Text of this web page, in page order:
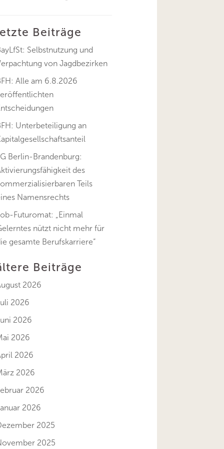
Beiträge
Selbstnutzung und
von Jagdbezirken
Alle am 6.8.2026
Unterbeteiligung an
Berlin-Brandenburg:
des
Teils
Namensrechts
Futuromat: „Einmal
nützt nicht mehr für
gesamte Berufskarriere“
Beiträge
2026
2026
2026
2026
2026
2026
2026
2026
2025
2025